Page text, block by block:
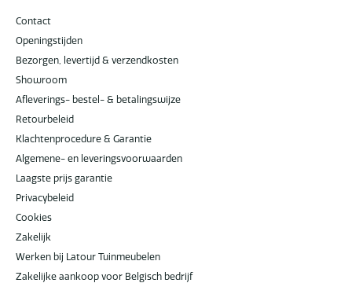
Contact
Openingstijden
Bezorgen, levertijd & verzendkosten
Showroom
Afleverings- bestel- & betalingswijze
Retourbeleid
Klachtenprocedure & Garantie
Algemene- en leveringsvoorwaarden
Laagste prijs garantie
Privacybeleid
Cookies
Zakelijk
Werken bij Latour Tuinmeubelen
Zakelijke aankoop voor Belgisch bedrijf